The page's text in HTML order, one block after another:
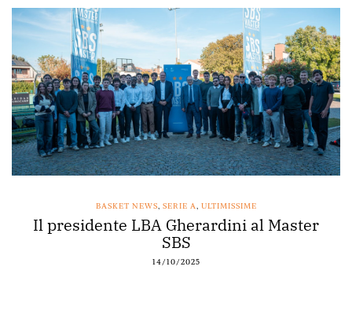
BASKET NEWS,SERIE A, ULTIMISSIME
Il presidente LBA Gherardini al Master
SBS
14/10/2025